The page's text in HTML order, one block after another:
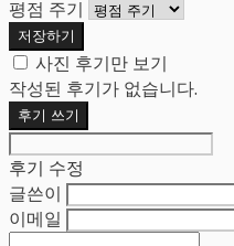
평점 주기
저장하기
사진 후기만 보기
작성된 후기가 없습니다.
후기 쓰기
후기 수정
글쓴이
이메일